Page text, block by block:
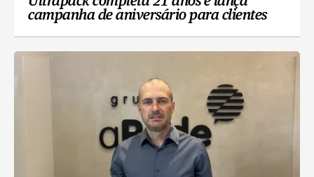
campanha de aniversário para clientes